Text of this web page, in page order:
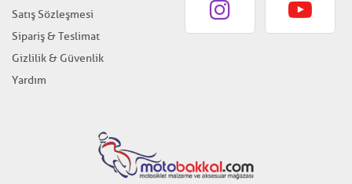
Satış Sözleşmesi
Sipariş & Teslimat
Gizlilik & Güvenlik
Yardım